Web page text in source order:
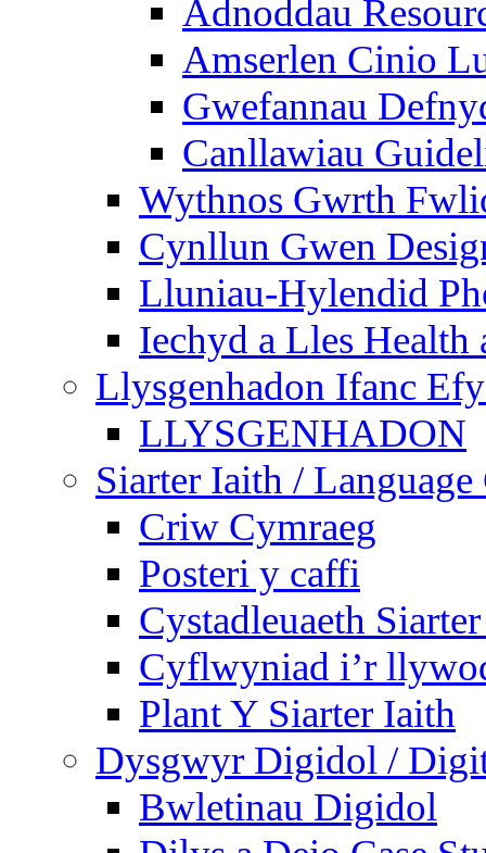
Adnoddau
Amserlen Cinio
Gwefannau
Canllawiau
Wythnos Gwrth
Cynllun Gwen
Lluniau-Hylendid
Iechyd a Lles Health
Llysgenhadon Ifanc
LLYSGENHADON
Siarter Iaith / Language
Criw Cymraeg
Posteri y caffi
Cystadleuaeth
Cyflwyniad i’r
Plant Y Siarter Iaith
Dysgwyr Digidol /
Bwletinau Digidol